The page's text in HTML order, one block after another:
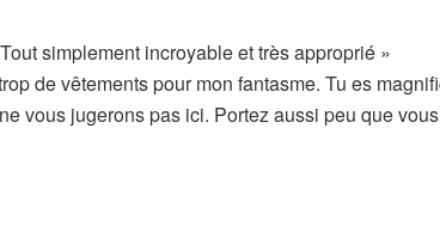
simplement incroyable et très approprié »
de vêtements pour mon fantasme. Tu es
vous jugerons pas ici. Portez aussi peu que